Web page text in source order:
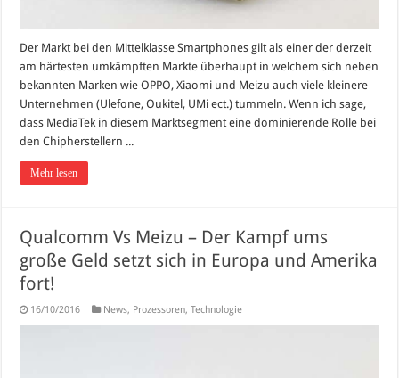
Der Markt bei den Mittelklasse Smartphones gilt als einer der derzeit
am härtesten umkämpften Markte überhaupt in welchem sich neben
bekannten Marken wie OPPO, Xiaomi und Meizu auch viele kleinere
Unternehmen (Ulefone, Oukitel, UMi ect.) tummeln. Wenn ich sage,
dass MediaTek in diesem Marktsegment eine dominierende Rolle bei
den Chipherstellern ...
Mehr lesen
Qualcomm Vs Meizu – Der Kampf ums
große Geld setzt sich in Europa und Amerika
fort!
16/10/2016 News, Prozessoren,Technologie